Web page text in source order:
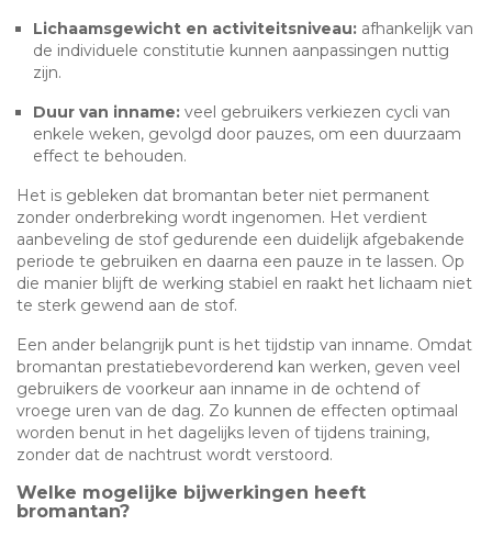
Lichaamsgewicht en activiteitsniveau: afhankelijk van
de individuele constitutie kunnen aanpassingen nuttig
zijn.
Duur van inname: veel gebruikers verkiezen cycli van
enkele weken, gevolgd door pauzes, om een duurzaam
effect te behouden.
Het is gebleken dat bromantan beter niet permanent
zonder onderbreking wordt ingenomen. Het verdient
aanbeveling de stof gedurende een duidelijk afgebakende
periode te gebruiken en daarna een pauze in te lassen. Op
die manier blijft de werking stabiel en raakt het lichaam niet
te sterk gewend aan de stof.
Een ander belangrijk punt is het tijdstip van inname. Omdat
bromantan prestatiebevorderend kan werken, geven veel
gebruikers de voorkeur aan inname in de ochtend of
vroege uren van de dag. Zo kunnen de effecten optimaal
worden benut in het dagelijks leven of tijdens training,
zonder dat de nachtrust wordt verstoord.
Welke mogelijke bijwerkingen heeft
bromantan?